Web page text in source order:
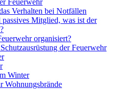
Feuerwehr
Verhalten bei Notfällen
Mitglied, was ist der
organisiert?
der Feuerwehr
Winter
Wohnungsbrände